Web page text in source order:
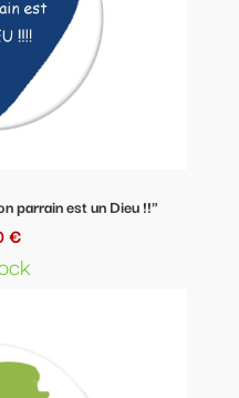
parrain est un Dieu !!"
€